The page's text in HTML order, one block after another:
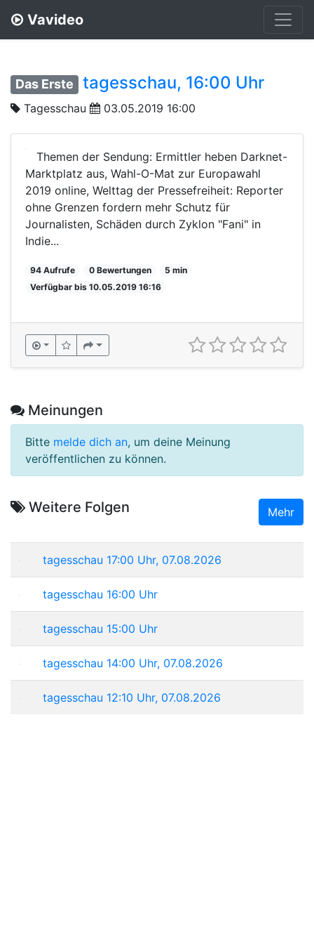
Vavideo
Das Erste tagesschau, 16:00 Uhr
Tagesschau 03.05.2019 16:00
Themen der Sendung: Ermittler heben Darknet-
Marktplatz aus, Wahl-O-Mat zur Europawahl
2019 online, Welttag der Pressefreiheit: Reporter
ohne Grenzen fordern mehr Schutz für
Journalisten, Schäden durch Zyklon "Fani" in
Indie...
94 Aufrufe 0 Bewertungen
5 min
Verfügbar bis 10.05.2019 16:16
Meinungen
Bitte melde dich an, um deine Meinung
veröffentlichen zu können.
Weitere Folgen Mehr
tagesschau 17:00 Uhr, 07.08.2026
tagesschau 16:00 Uhr
tagesschau 15:00 Uhr
tagesschau 14:00 Uhr, 07.08.2026
tagesschau 12:10 Uhr, 07.08.2026